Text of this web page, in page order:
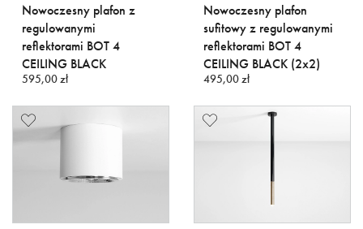
Nowoczesny plafon z
regulowanymi
reflektorami BOT 4
CEILING BLACK
595,00 zł
Nowoczesny plafon
sufitowy z regulowanymi
reflektorami BOT 4
CEILING BLACK (2x2)
495,00 zł